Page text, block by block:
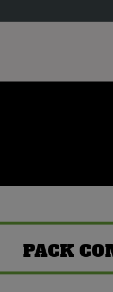
PACK